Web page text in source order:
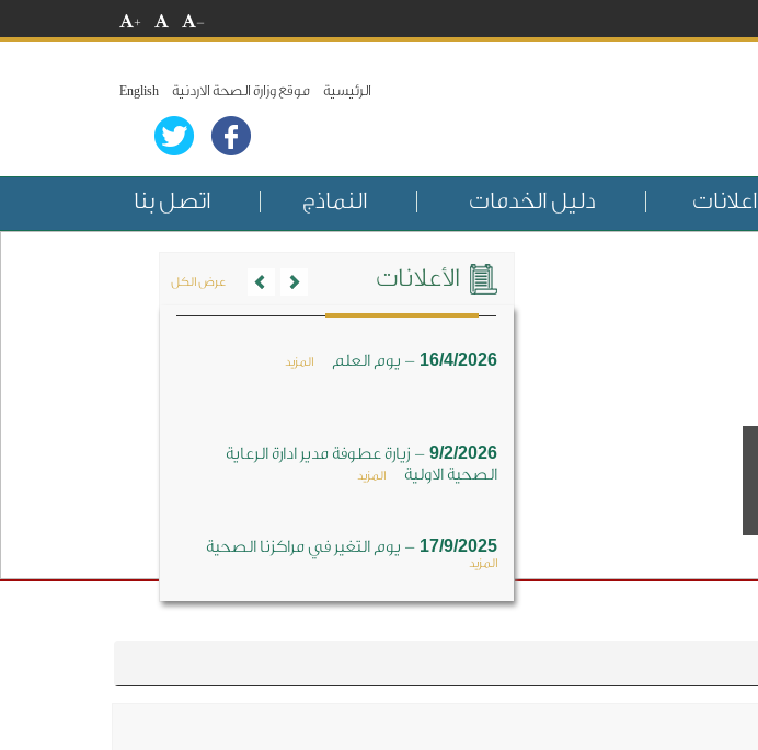
-
+
الرئيسية موقع وزارة الصحة الاردنية English
اعلانات دليل الخدمات النماذج اتصل بنا
الأعلانات عرض الكل
16/4/2026
- يوم العلم المزيد
9/2/2026
- زيارة عطوفة مدير ادارة الرعاية
الصحية الاولية
المزيد
17/9/2025
- يوم التغير في مراكزنا الصحية
المزيد